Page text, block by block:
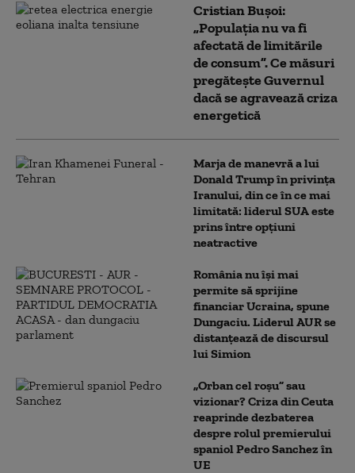
Cristian Bușoi:
„Populația nu va fi
afectată de limitările
de consum”. Ce măsuri
pregătește Guvernul
dacă se agravează criza
energetică
Marja de manevră a lui
Donald Trump în privința
Iranului, din ce în ce mai
limitată: liderul SUA este
prins între opțiuni
neatractive
România nu își mai
permite să sprijine
financiar Ucraina, spune
Dungaciu. Liderul AUR se
distanțează de discursul
lui Simion
„Orban cel roșu” sau
vizionar? Criza din Ceuta
reaprinde dezbaterea
despre rolul premierului
spaniol Pedro Sanchez în
UE